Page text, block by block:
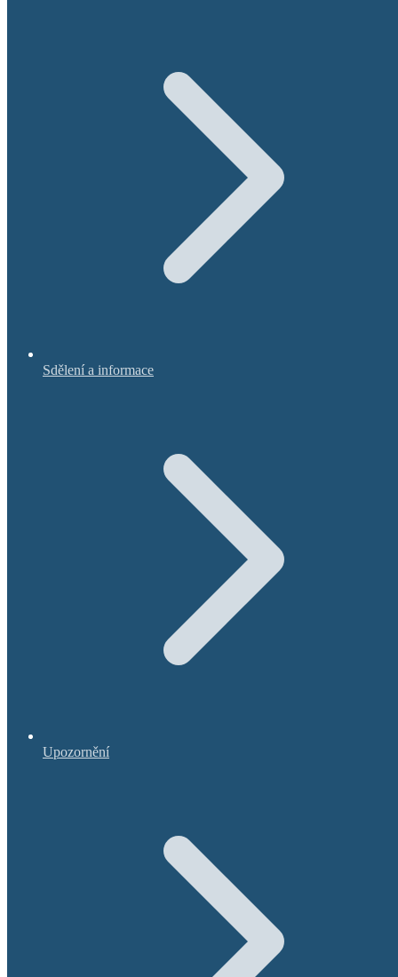
Sdělení a informace
Upozornění